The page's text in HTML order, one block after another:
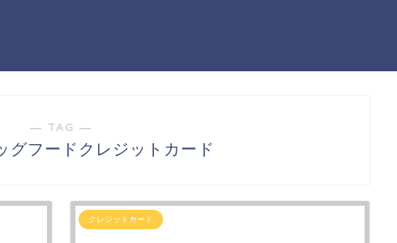
― TAG ―
グフードクレジットカード
クレジットカード